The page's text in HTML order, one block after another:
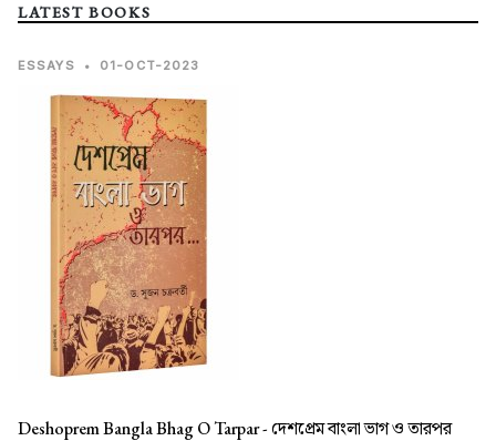
LATEST BOOKS
ESSAYS • 01-OCT-2023
Deshoprem Bangla Bhag O Tarpar -দেশপ্রেম বাংলা ভাগ ও তারপর